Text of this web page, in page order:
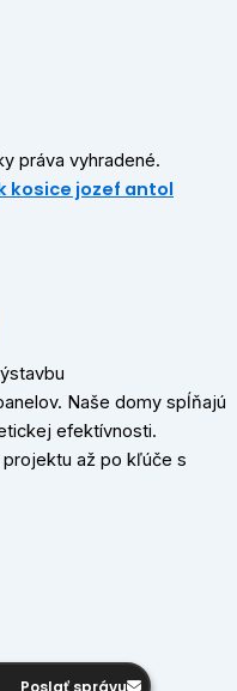
Poslať správu
práva vyhradené.
Naše domy spĺňajú
efektívnosti.
až po kľúče s